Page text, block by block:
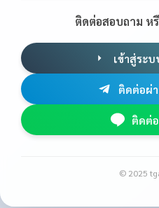
ติดต่อสอบถาม ห
เข้าสู่ระบ
ติดต่อผ่
ติดต่
© 2025